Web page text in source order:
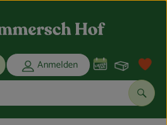
Anmelden
öffnen oder